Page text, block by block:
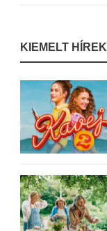
KIEMELT HÍREK